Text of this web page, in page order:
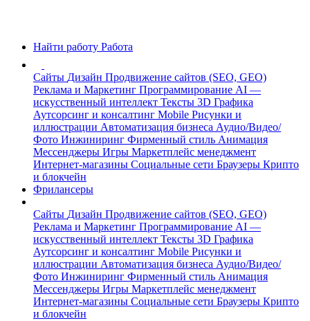
Найти работу Работа
Сайты Дизайн Продвижение сайтов (SEO, GEO)
Реклама и Маркетинг Программирование AI —
искусственный интеллект Тексты 3D Графика
Аутсорсинг и консалтинг Mobile Рисунки и
иллюстрации Автоматизация бизнеса Аудио/Видео/
Фото Инжиниринг Фирменный стиль Анимация
Мессенджеры Игры Маркетплейс менеджмент
Интернет-магазины Социальные сети Браузеры Крипто
и блокчейн
Фрилансеры
Сайты Дизайн Продвижение сайтов (SEO, GEO)
Реклама и Маркетинг Программирование AI —
искусственный интеллект Тексты 3D Графика
Аутсорсинг и консалтинг Mobile Рисунки и
иллюстрации Автоматизация бизнеса Аудио/Видео/
Фото Инжиниринг Фирменный стиль Анимация
Мессенджеры Игры Маркетплейс менеджмент
Интернет-магазины Социальные сети Браузеры Крипто
и блокчейн